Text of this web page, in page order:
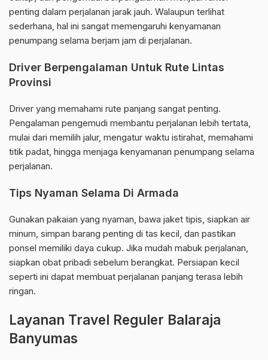
penting dalam perjalanan jarak jauh. Walaupun terlihat
sederhana, hal ini sangat memengaruhi kenyamanan
penumpang selama berjam jam di perjalanan.
Driver Berpengalaman Untuk Rute Lintas
Provinsi
Driver yang memahami rute panjang sangat penting.
Pengalaman pengemudi membantu perjalanan lebih tertata,
mulai dari memilih jalur, mengatur waktu istirahat, memahami
titik padat, hingga menjaga kenyamanan penumpang selama
perjalanan.
Tips Nyaman Selama Di Armada
Gunakan pakaian yang nyaman, bawa jaket tipis, siapkan air
minum, simpan barang penting di tas kecil, dan pastikan
ponsel memiliki daya cukup. Jika mudah mabuk perjalanan,
siapkan obat pribadi sebelum berangkat. Persiapan kecil
seperti ini dapat membuat perjalanan panjang terasa lebih
ringan.
Layanan Travel Reguler Balaraja
Banyumas